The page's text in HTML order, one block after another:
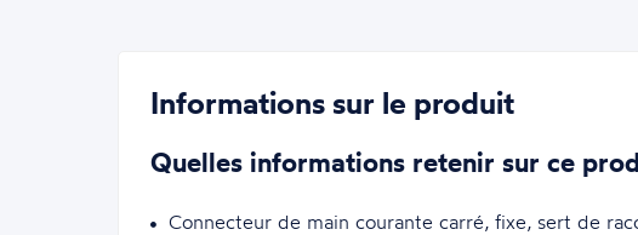
Informations sur le produit
Quelles informations retenir sur ce
Connecteur de main courante carré, fixe, sert de